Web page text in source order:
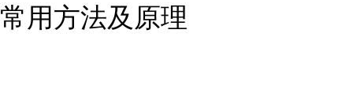
常用方法及原理